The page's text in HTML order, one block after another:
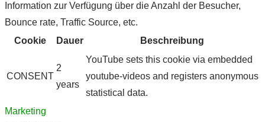
Information zur Verfügung über die Anzahl der Besucher,
Bounce rate, Traffic Source, etc.
Cookie
Dauer Beschreibung
CONSENT
2
years
YouTube sets this cookie via embedded
youtube-videos and registers anonymous
statistical data.
Marketing